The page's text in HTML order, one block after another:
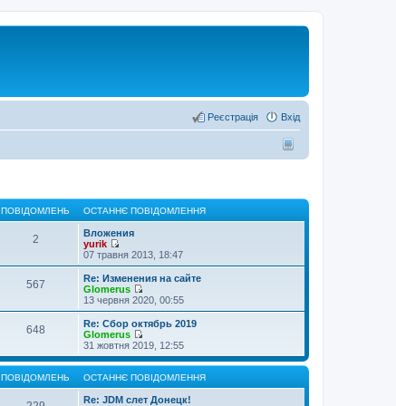
Вхід
Реєстрація
ПОВІДОМЛЕНЬ ОСТАННЄ ПОВІДОМЛЕННЯ
2
Вложения
yurik
П
е
р
е
г
л
н
у
т
и
о
с
т
07 травня 2013, 18:47
567
Re: Изменения на сайте
Glomerus
П
е
р
е
г
л
я
н
т
13 червня 2020, 00:55
648
Re: Сбор октябрь 2019
Glomerus
П
е
р
е
г
л
31 жовтня 2019, 12:55
ПОВІДОМЛЕНЬ ОСТАННЄ ПОВІДОМЛЕННЯ
Re: JDM слет Донецк!